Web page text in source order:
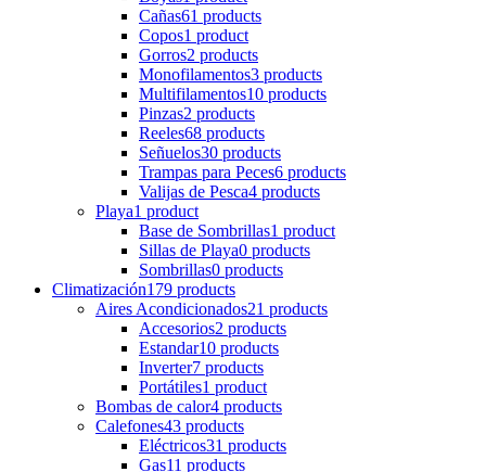
Cañas61 products
Copos1 product
Gorros2 products
Monofilamentos3 products
Multifilamentos10 products
Pinzas2 products
Reeles68 products
Señuelos30 products
Trampas para Peces6 products
Valijas de Pesca4 products
Playa1 product
Base de Sombrillas1 product
Sillas de Playa0 products
Sombrillas0 products
Climatización179 products
Aires Acondicionados21 products
Accesorios2 products
Estandar10 products
Inverter7 products
Portátiles1 product
Bombas de calor4 products
Calefones43 products
Eléctricos31 products
Gas11 products